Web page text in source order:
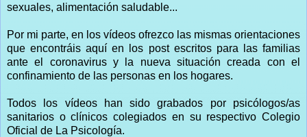
sexuales, alimentación saludable...
Por mi parte, en los vídeos ofrezco las mismas orientaciones
que encontráis aquí en los post escritos para las familias
ante el coronavirus y la nueva situación creada con el
confinamiento de las personas en los hogares.
Todos los vídeos han sido grabados por psicólogos/as
sanitarios o clínicos colegiados en su respectivo Colegio
Oficial de La Psicología.